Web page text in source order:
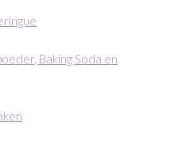
Baking Soda en